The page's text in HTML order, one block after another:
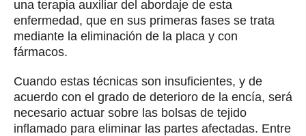
una terapia auxiliar del abordaje de esta
enfermedad, que en sus primeras fases se trata
mediante la eliminación de la placa y con
fármacos.
Cuando estas técnicas son insuficientes, y de
acuerdo con el grado de deterioro de la encía, será
necesario actuar sobre las bolsas de tejido
inflamado para eliminar las partes afectadas. Entre